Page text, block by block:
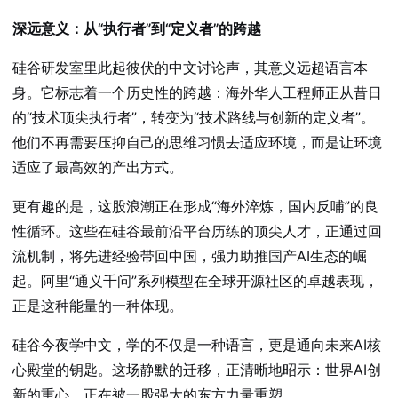
深远意义：从“执行者”到“定义者”的跨越
硅谷研发室里此起彼伏的中文讨论声，其意义远超语言本
身。它标志着一个历史性的跨越：海外华人工程师正从昔日
的“技术顶尖执行者”，转变为“技术路线与创新的定义者”。
他们不再需要压抑自己的思维习惯去适应环境，而是让环境
适应了最高效的产出方式。
更有趣的是，这股浪潮正在形成“海外淬炼，国内反哺”的良
性循环。这些在硅谷最前沿平台历练的顶尖人才，正通过回
流机制，将先进经验带回中国，强力助推国产AI生态的崛
起。阿里“通义千问”系列模型在全球开源社区的卓越表现，
正是这种能量的一种体现。
硅谷今夜学中文，学的不仅是一种语言，更是通向未来AI核
心殿堂的钥匙。这场静默的迁移，正清晰地昭示：世界AI创